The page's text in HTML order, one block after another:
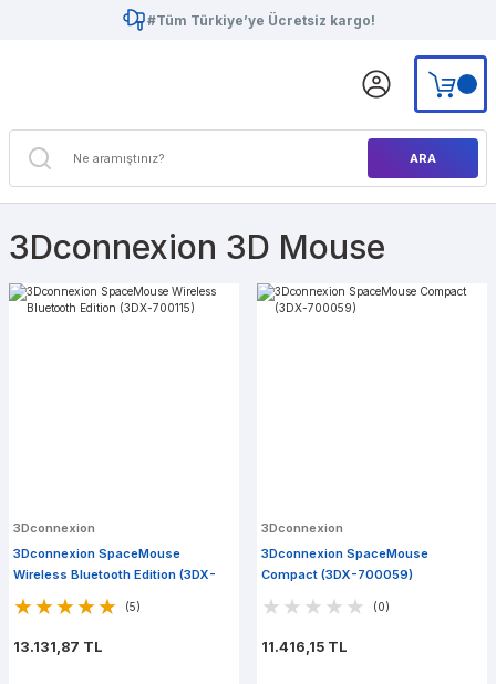
#Tüm Türkiye’ye Ücretsiz kargo!
ARA
3Dconnexion 3D Mouse
3Dconnexion
3Dconnexion SpaceMouse
Wireless Bluetooth Edition (3DX-
700115)
(5)
13.131,87 TL
3Dconnexion
3Dconnexion SpaceMouse
Compact (3DX-700059)
(0)
11.416,15 TL